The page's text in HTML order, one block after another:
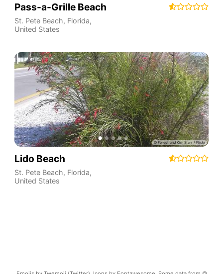
Pass-a-Grille Beach
St. Pete Beach, Florida,
United States
Lido Beach
St. Pete Beach, Florida,
United States